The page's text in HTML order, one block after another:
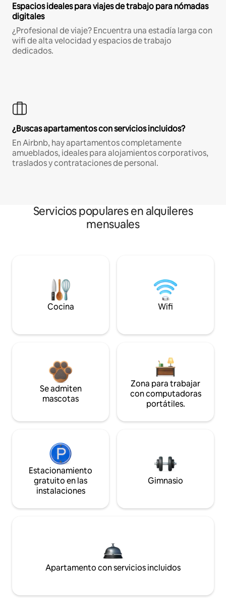
Espacios ideales para viajes de trabajo para nómadas
digitales
¿Profesional de viaje? Encuentra una estadía larga con
wifi de alta velocidad y espacios de trabajo
dedicados.
¿Buscas apartamentos con servicios incluidos?
En Airbnb, hay apartamentos completamente
amueblados, ideales para alojamientos corporativos,
traslados y contrataciones de personal.
Servicios populares en alquileres
mensuales
Cocina Wifi
Se admiten
mascotas
Zona para trabajar
con computadoras
portátiles.
Estacionamiento
gratuito en las
instalaciones
Gimnasio
Apartamento con servicios incluidos